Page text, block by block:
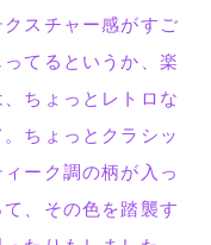
スチャー感がすご
てるというか、楽
ちょっとレトロな
ちょっとクラシッ
ーク調の柄が入っ
、その色を踏襲す